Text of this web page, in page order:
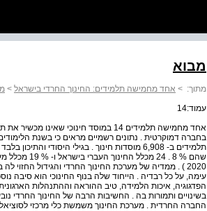
מבוא
מתוך: > אחד מחמישה תלמידים: החינוך החרדי בישראל >
עמוד:14
שהם % 8 . 24
2020 ) . ממדיה של מערכת החינוך החרדי והגידול
עימה, על כל רבדיה . הייחוד שלה בנוף החינוכי הוא סיבה
הפדגוגיה, איכות הלמידה, טיב ההוראה וההתנהלות
בשינויים ותמורות בה . החשיבות הרבה של החינוך החרדי
החברה החרדית . מערכת החינוך משמשת כלי מרכזי